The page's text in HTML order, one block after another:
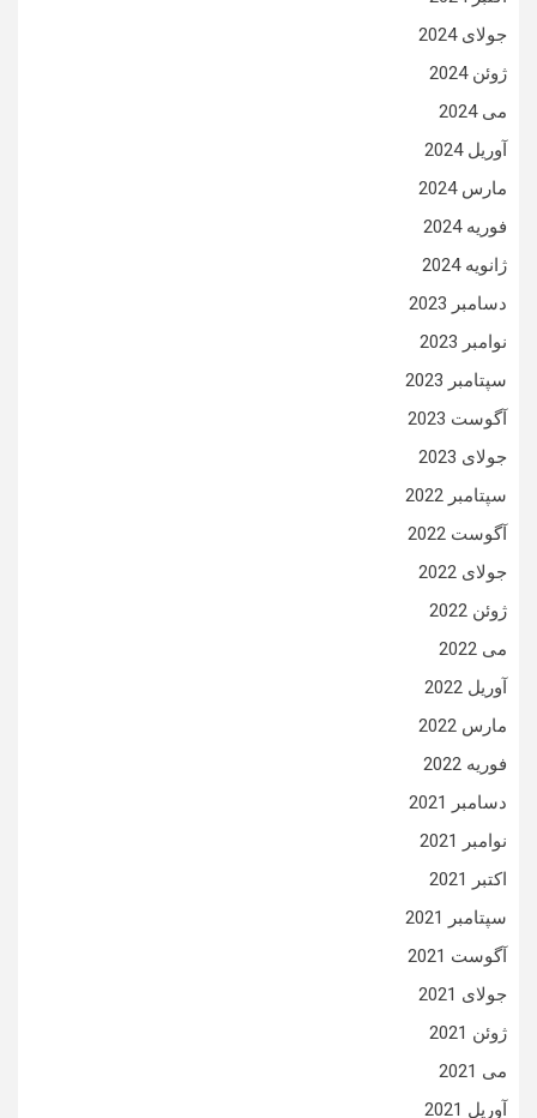
جولای 2024
ژوئن 2024
می 2024
آوریل 2024
مارس 2024
فوریه 2024
ژانویه 2024
دسامبر 2023
نوامبر 2023
سپتامبر 2023
آگوست 2023
جولای 2023
سپتامبر 2022
آگوست 2022
جولای 2022
ژوئن 2022
می 2022
آوریل 2022
مارس 2022
فوریه 2022
دسامبر 2021
نوامبر 2021
اکتبر 2021
سپتامبر 2021
آگوست 2021
جولای 2021
ژوئن 2021
می 2021
آوریل 2021